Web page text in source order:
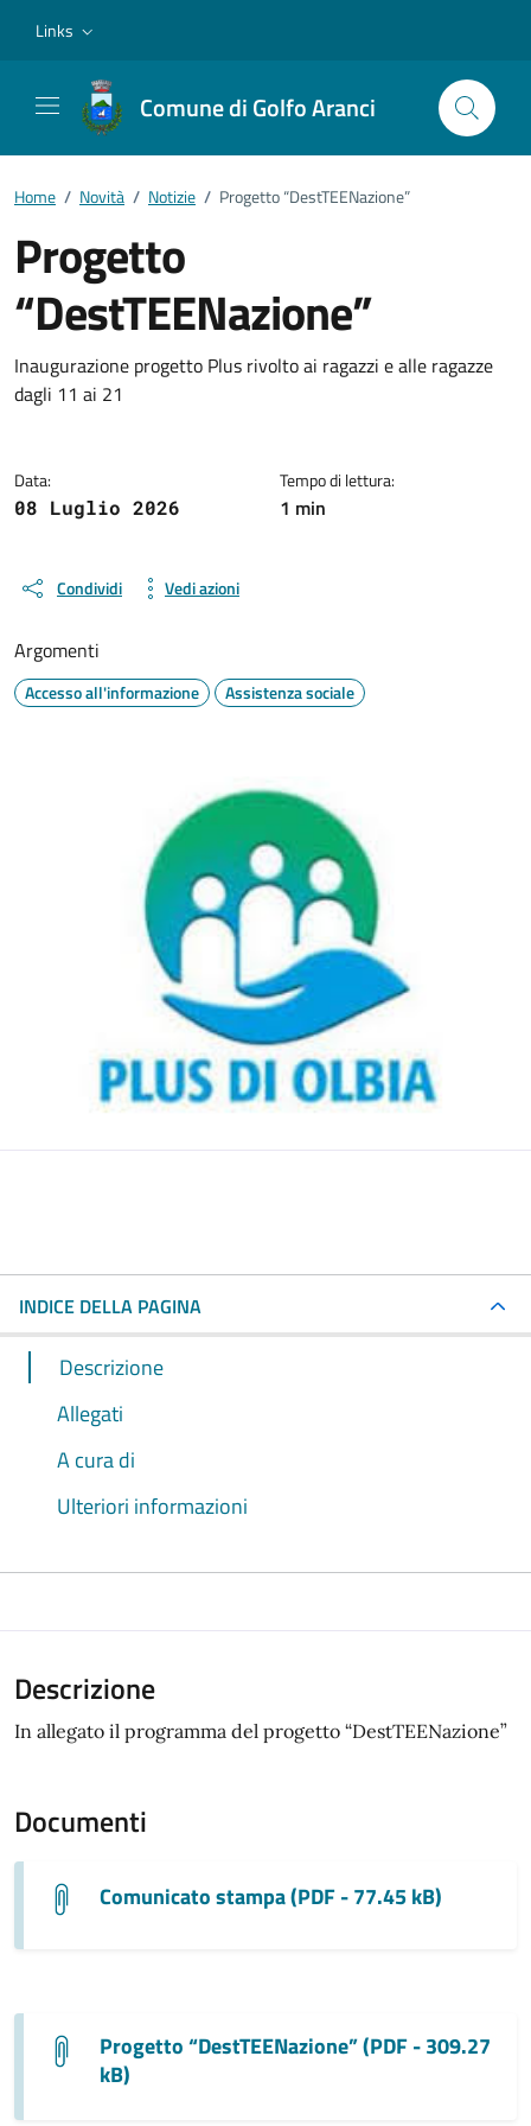
Links
Comune di Golfo Aranci
Home / Novità / Notizie / Progetto “DestTEENazione”
Progetto
“DestTEENazione”
Dettagli della notizia
Inaugurazione progetto Plus rivolto ai ragazzi e alle ragazze
dagli 11 ai 21
Data:
08 Luglio 2026
Tempo di lettura:
1 min
Condividi Vedi azioni
Argomenti
Accesso all'informazione Assistenza sociale
INDICE DELLA PAGINA
Descrizione
Allegati
A cura di
Ulteriori informazioni
Descrizione
In allegato il programma del progetto “DestTEENazione”
Documenti
Comunicato stampa (PDF - 77.45 kB)
Progetto “DestTEENazione” (PDF - 309.27
kB)